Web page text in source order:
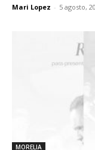
Mari Lopez - 5 agosto,
MORELIA